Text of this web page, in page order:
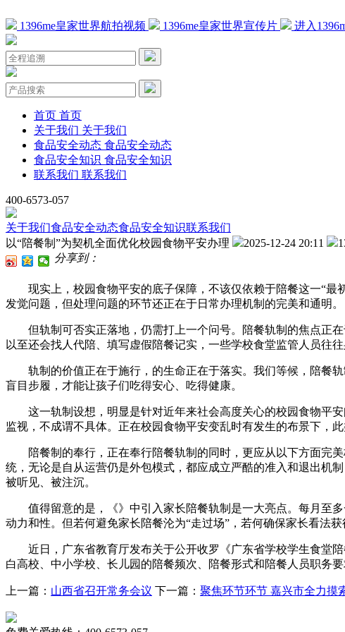
1396me皇家世界航拍视频 1396me皇家世界宣传片 进入
首页 首页
关于我们 关于我们
食品安全动态 食品安全动态
食品安全知识 食品安全知识
联系我们 联系我们
400-6573-057
关于我们食品安全动态食品安全知识联系我们
以“陪餐制”为契机全面优化校园食物平安办理
2025-12-24 20:11
分享到：
现实上，校园食物平安的底子保障，不该仅依赖于陪餐这一“最
发觉问题，但处理问题的环节还正在于日常办理机制的完美和通明。
但轨制可否实正落地，仍需打上一个问号。陪餐轨制的焦点正在
以至还会找人代陪、填写虚假陪餐记实，一些学校食堂监管人员往往
轨制的价值正在于施行，的生命正在于落实。我们等候，陪餐轨
盲目步履，才能让孩子们吃得安心、吃得健康。
这一轨制设想，明显是针对近年来社会高度关心的校园食物平安
监视，不成谓不具体。正在校园食物平安变乱时有发生的布景下，
陪餐制的奉行，正在奉行陪餐轨制的同时，更应从以下方面完美
统，无论是自从运营仍是外包模式，都应成立严酷的准入和退出机
被听见、被注沉。
值得留意的是，《》中引入家长陪餐轨制是一大亮点。每月至多
动力和性。但若何避免家长陪餐沦为“走过场”，若何确保家长看法
近日，广东省教育厅发布关于公开收罗《广东省学校学生食堂陪
白高校、中小学校、长儿园的陪餐频次、陪餐形式和陪餐人员职务
上一篇： 山西省召开常务会议 下一篇： 聚焦环节环节 嘉兴市全力摸